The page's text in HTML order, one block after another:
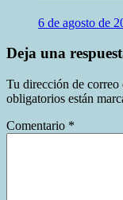
6 de agosto de
Deja una
Tu dirección de correo
obligatorios están
Comentario *